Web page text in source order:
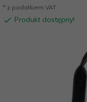
* z podatkiem VAT
Produkt dostępny!